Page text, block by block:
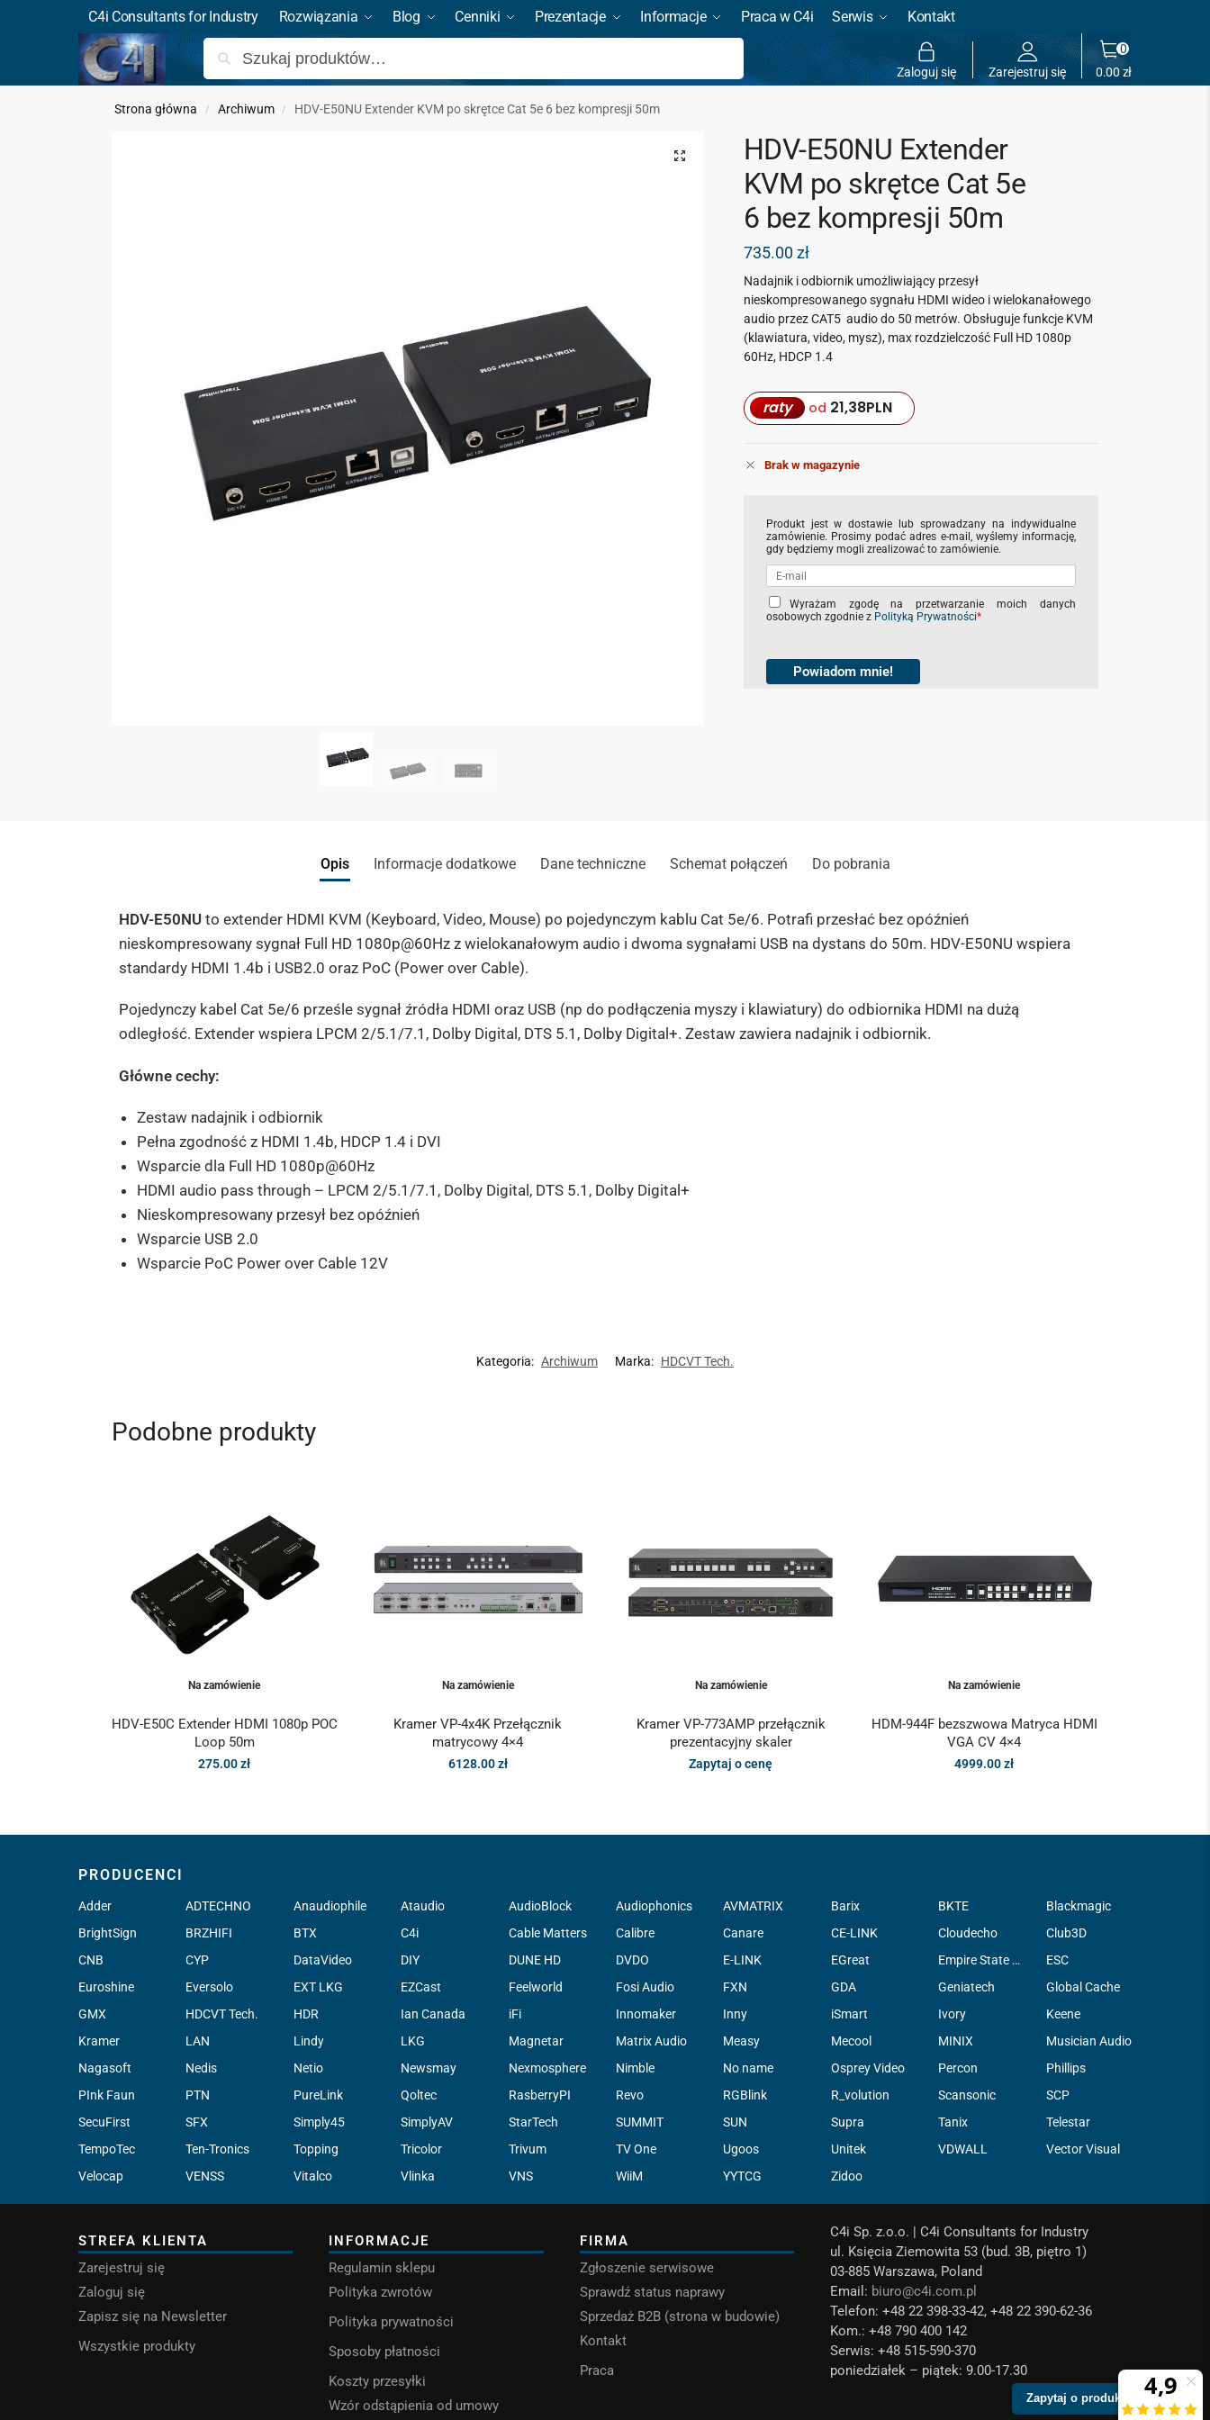
C4i Consultants for Industry Rozwiązania Blog Cenniki Prezentacje Informacje Praca w C4i Serwis Kontakt
Szukaj
Zaloguj się Zarejestruj się 0.00zł
0
Strona główna / Archiwum / HDV-E50NU Extender KVM po skrętce Cat 5e 6 bez kompresji 50m
HDV-E50NU Extender
KVM po skrętce Cat 5e
6 bez kompresji 50m
735.00zł
Nadajnik i odbiornik umożliwiający przesył
nieskompresowanego sygnału HDMI wideo i wielokanałowego
audio przez CAT5 audio do 50 metrów. Obsługuje funkcje KVM
(klawiatura, video, mysz), max rozdzielczość Full HD 1080p
60Hz, HDCP 1.4
raty od 21,38PLN
Brak w magazynie
Produkt jest w dostawie lub sprowadzany na indywidualne
zamówienie. Prosimy podać adres e-mail, wyślemy informację,
gdy będziemy mogli zrealizować to zamówienie.
C
h
b
Wyrażam zgodę na przetwarzanie moich danych
osobowych zgodnie z Polityką Prywatności*
Powiadom mnie!
Zapytaj o produkt!
Opis Informacje dodatkowe Dane techniczne Schemat połączeń Do pobrania
HDV-E50NUto extender HDMI KVM (Keyboard, Video, Mouse) po pojedynczym kablu Cat 5e/6. Potrafi przesłać bez opóźnień
nieskompresowany sygnał Full HD 1080p@60Hz z wielokanałowym audio i dwoma sygnałami USB na dystans do 50m. HDV-E50NU wspiera
standardy HDMI 1.4b i USB2.0 oraz PoC (Power over Cable).
Pojedynczy kabel Cat 5e/6 prześle sygnał źródła HDMI oraz USB (np do podłączenia myszy i klawiatury) do odbiornika HDMI na dużą
odległość. Extender wspiera LPCM 2/5.1/7.1, Dolby Digital, DTS 5.1, Dolby Digital+. Zestaw zawiera nadajnik i odbiornik.
Główne cechy:
Zestaw nadajnik i odbiornik
Pełna zgodność z HDMI 1.4b, HDCP 1.4 i DVI
Wsparcie dla Full HD 1080p@60Hz
HDMI audio pass through – LPCM 2/5.1/7.1, Dolby Digital, DTS 5.1, Dolby Digital+
Nieskompresowany przesył bez opóźnień
Wsparcie USB 2.0
Wsparcie PoC Power over Cable 12V
Kategoria: Archiwum Marka: HDCVT Tech.
Podobne produkty
Na zamówienie
HDV-E50C Extender HDMI 1080p POC
Loop 50m
275.00zł
Na zamówienie
Kramer VP-4x4K Przełącznik
matrycowy 4×4
6128.00zł
Na zamówienie
Kramer VP-773AMP przełącznik
prezentacyjny skaler
Zapytaj o cenę
Na zamówienie
HDM-944F bezszwowa Matryca HDMI
VGA CV 4×4
4999.00zł
PRODUCENCI
Adder ADTECHNO Anaudiophile Ataudio AudioBlock Audiophonics AVMATRIX Barix BKTE
Blackmagic
BrightSign
BRZHIFI BTX C4i Cable Matters Calibre Canare CE-LINK Cloudecho
Club3D
CNB
CYP DataVideo DIY DUNE HD DVDO E-LINK EGreat Empire State Filter Company, INC.
ESC
Euroshine
Eversolo EXT LKG EZCast Feelworld Fosi Audio FXN GDA Geniatech
Global Cache
GMX
HDCVT Tech. HDR Ian Canada iFi Innomaker Inny iSmart Ivory
Keene
Kramer
LAN Lindy LKG Magnetar Matrix Audio Measy Mecool MINIX
Musician Audio
Nagasoft
Nedis Netio Newsmay Nexmosphere Nimble No name Osprey Video Percon
Phillips
PInk Faun
PTN PureLink Qoltec RasberryPI Revo RGBlink R_volution Scansonic
SCP
SecuFirst
SFX Simply45 SimplyAV StarTech SUMMIT SUN Supra Tanix
Telestar
TempoTec
Ten-Tronics Topping Tricolor Trivum TV One Ugoos Unitek VDWALL
Vector Visual
Velocap
VENSS Vitalco Vlinka VNS WiiM YYTCG Zidoo
STREFA KLIENTA
Zarejestruj się
Zaloguj się
Zapisz się na Newsletter
Wszystkie produkty
INFORMACJE
Regulamin sklepu
Polityka zwrotów
Polityka prywatności
Sposoby płatności
Koszty przesyłki
Wzór odstąpienia od umowy
FIRMA
Zgłoszenie serwisowe
Sprawdź status naprawy
Sprzedaż B2B (strona w budowie)
Kontakt
Praca
C4i Sp. z.o.o. | C4i Consultants for Industry
ul. Księcia Ziemowita 53 (bud. 3B, piętro 1)
03-885 Warszawa, Poland
Email: biuro@c4i.com.pl
Telefon: +48 22 398-33-42, +48 22 390-62-36
Kom.: +48 790 400 142
Serwis: +48 515-590-370
poniedziałek – piątek: 9.00-17.30